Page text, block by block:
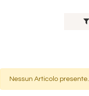
Nessun Articolo presente.